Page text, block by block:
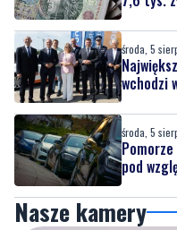
środa, 5
wchodzi
środa, 5
pod
Nasze kamery